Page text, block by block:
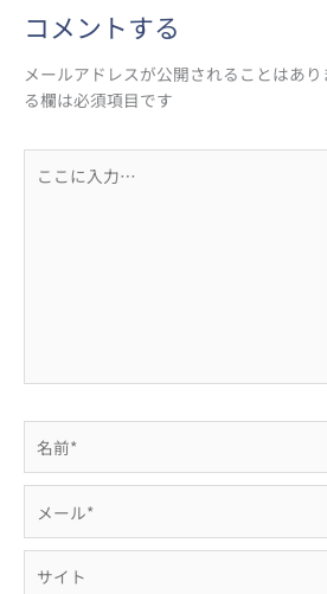
コメントする
メールアドレスが公開されることはあり
る欄は必須項目です
前
*
ル